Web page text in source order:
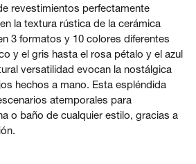
revestimientos perfectamente
la textura rústica de la cerámica
3 formatos y 10 colores diferentes
y el gris hasta el rosa pétalo y el azul
versatilidad evocan la nostálgica
hechos a mano. Esta espléndida
atemporales para
o baño de cualquier estilo, gracias a